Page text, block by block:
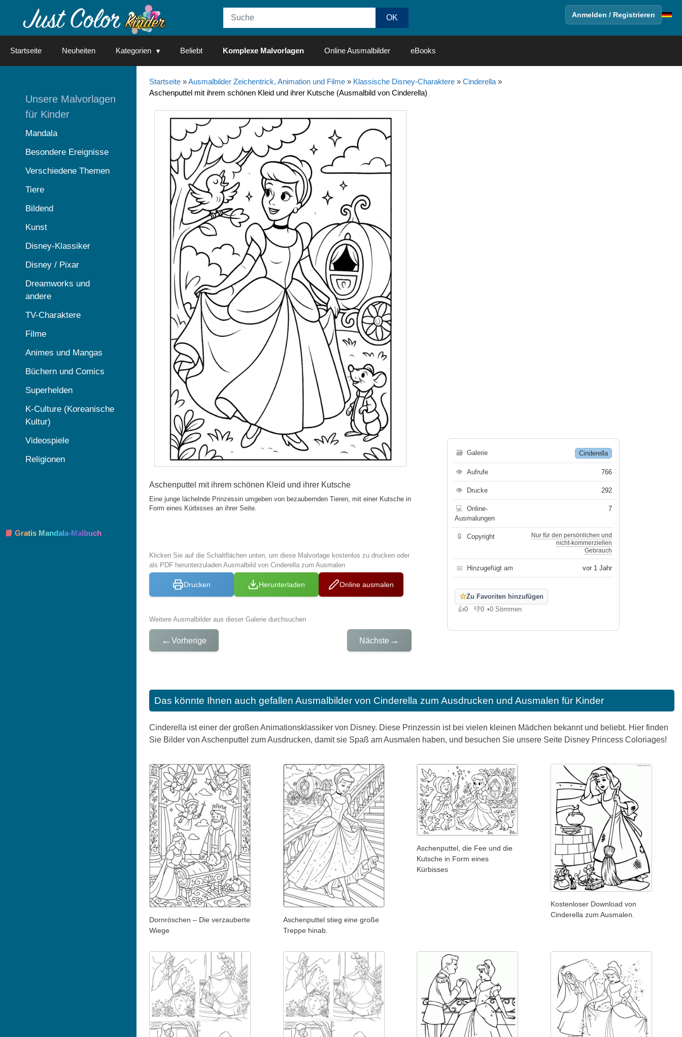
Anmelden / Registrieren
Startseite Neuheiten Kategorien Beliebt Komplexe Malvorlagen Online Ausmalbilder eBooks
Startseite»Ausmalbilder Zeichentrick, Animation und Filme» Klassische Disney-Charaktere» Cinderella»
Aschenputtel mit ihrem schönen Kleid und ihrer Kutsche (Ausmalbild von Cinderella)
Aschenputtel mit ihrem schönen Kleid und ihrer Kutsche
Eine junge lächelnde Prinzessin umgeben von bezaubernden Tieren, mit einer Kutsche in
Form eines Kürbisses an ihrer Seite.
Klicken Sie auf die Schaltflächen unten, um diese Malvorlage kostenlos zu drucken oder
als PDF herunterzuladen Ausmalbild von Cinderella zum Ausmalen
Drucken Herunterladen Online ausmalen
Weitere Ausmalbilder aus dieser Galerie durchsuchen
← Vorherige Nächste →
🗃 Galerie Cinderella
👁 Aufrufe 766
👁 Drucke 292
💻
Online-
Ausmalungen
7
🔒 Copyright
Nur für den persönlichen und
nicht-kommerziellen
Gebrauch
📅 Hinzugefügt am vor 1 Jahr
☆Zu Favoriten hinzufügen
👍0
Gefällt mir
👎0
Gefällt mir nicht
•0 Stimmen
Das könnte Ihnen auch gefallen Ausmalbilder von Cinderella zum Ausdrucken und Ausmalen für Kinder
Cinderella ist einer der großen Animationsklassiker von Disney. Diese Prinzessin ist bei vielen kleinen Mädchen bekannt und beliebt. Hier finden
Sie Bilder von Aschenputtel zum Ausdrucken, damit sie Spaß am Ausmalen haben, und besuchen Sie unsere Seite Disney Princess Coloriages!
Dornröschen – Die verzauberte
Wiege
Aschenputtel stieg eine große
Treppe hinab.
Aschenputtel, die Fee und die
Kutsche in Form eines
Kürbisses
Kostenloser Download von
Cinderella zum Ausmalen.
Unsere Malvorlagen
für Kinder
Mandala
Besondere Ereignisse
Verschiedene Themen
Tiere
Bildend
Kunst
Disney-Klassiker
Disney / Pixar
Dreamworks und
andere
TV-Charaktere
Filme
Animes und Mangas
Büchern und Comics
Superhelden
K-Culture (Koreanische
Kultur)
Videospiele
Religionen
📘 Gratis Mandala-Malbuch